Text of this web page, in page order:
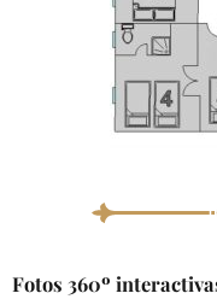
Fotos 360º